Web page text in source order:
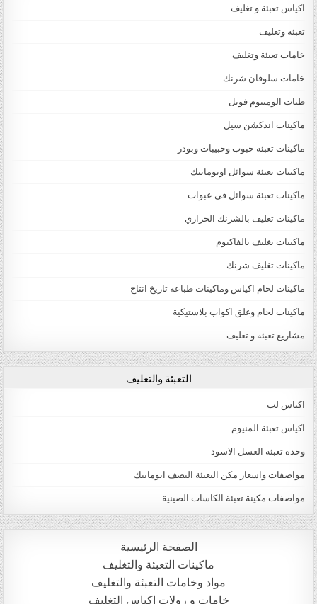
اكياس تعبئة و تغليف
تعبئة وتغليف
خامات تعبئة وتغليف
خامات سلوفان شرنك
طبات الومنيوم فويل
ماكينات اندكشن سيل
ماكينات تعبئة حبوب وحبيبات وبودر
ماكينات تعبئة سوائل اوتوماتيك
ماكينات تعبئة سوائل فى عبوات
ماكينات تغليف بالشرنك الحراري
ماكينات تغليف بالفاكيوم
ماكينات تغليف شرنك
ماكينات لحام اكياس وماكينات طباعة تاريخ انتاج
ماكينات لحام وغلق اكواب بلاستيكية
مشاريع تعبئة و تغليف
التعبئة والتغليف
اكياس لب
اكياس تعبئة المنيوم
وحدة تعبئة العسل الاسود
مواصفات واسعار مكن التعبئة النصف اتوماتيك
مواصفات مكينة تعبئة الكاسات الصينية
الصفحة الرئيسية
ماكينات التعبئة والتغليف
مواد وخامات التعبئة والتغليف
خامات و رولات اكياس التغليف